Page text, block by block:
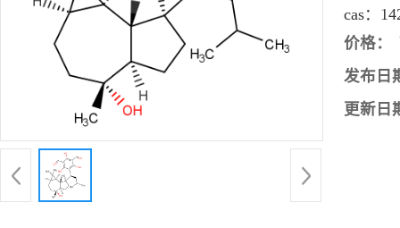
cas：
价格：
发布日
更新日